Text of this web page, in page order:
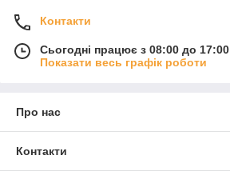
Контакти
Сьогодні працює з 08:00 до 17:00
Показати весь графік роботи
Про нас
Контакти